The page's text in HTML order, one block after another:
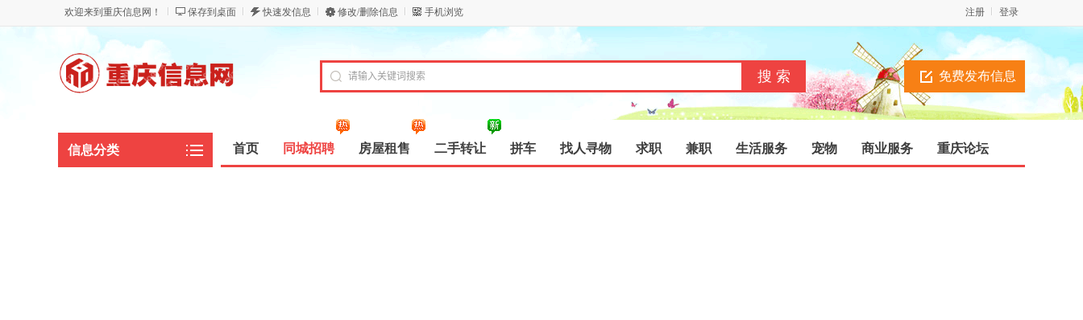
欢迎来到重庆信息网！ 保存到桌面 快速发信息 修改/删除信息 手机浏览 登录
注册
免费发布信息
信息分类 首页 同城招聘 房屋租售 二手转让 拼车 找人寻物 求职 兼职 生活服务 宠物 商业服务 重庆论坛